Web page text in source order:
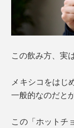
この飲み方、実
メキシコをはじ
一般的なのだとか
この「ホットチ